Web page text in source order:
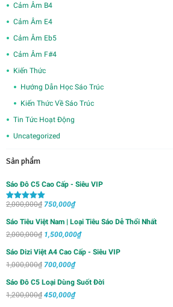
Cảm Âm B4
Cảm Âm E4
Cảm Âm Eb5
Cảm Âm F#4
Kiến Thức
Hướng Dẫn Học Sáo Trúc
Kiến Thức Về Sáo Trúc
Tin Tức Hoạt Động
Uncategorized
Sản phẩm
Sáo Đô C5 Cao Cấp - Siêu VIP
Được xếp
sao
2,000,000₫ Giá
là:
2,000,000₫.
750,000₫Giá
là:
750,000₫.
Sáo Tiêu Việt Nam | Loại Tiêu Sáo Dễ Thổi Nhất
2,000,000₫ Giá
2,000,000₫.
1,500,000₫Giá
tại
1,500,000₫.
Sáo Dizi Việt A4 Cao Cấp - Siêu VIP
1,000,000₫ Giá
1,000,000₫.
700,000₫Giá
Sáo Đô C5 Loại Dùng Suốt Đời
1,200,000₫ Giá
450,000₫Giá